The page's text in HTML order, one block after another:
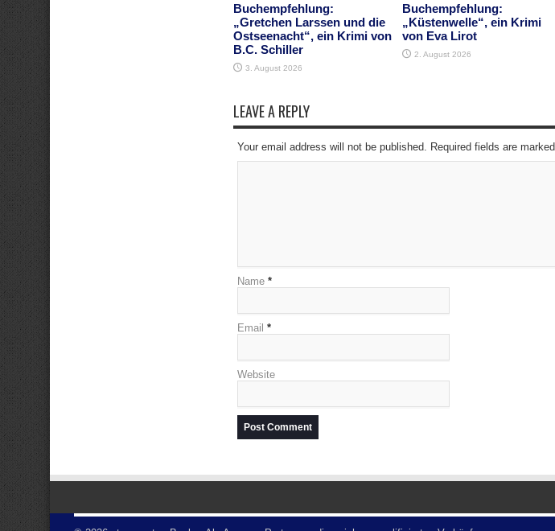
Buchempfehlung:
„Gretchen Larssen und die
Ostseenacht“, ein Krimi von
B.C. Schiller
3. August 2026
Buchempfehlung:
„Küstenwelle“, ein Krimi
von Eva Lirot
2. August 2026
LEAVE A REPLY
Your email address will not be published. Required fields are marked
Name *
Email *
Website